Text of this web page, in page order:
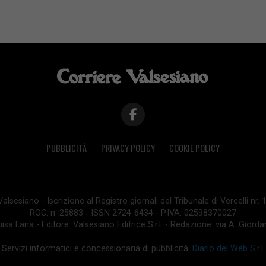
PUBBLICITÀ PRIVACY POLICY COOKIE POLICY
- Iscrizione al Registro giornali del Tribunale di Vercelli nr.
ROC: n. 25883 - ISSN 2724-6434 - P.IVA: 02598370027
Lana - Editore: Valsesiano Editrice S.r.l. - Redazione: via A.
Servizi informatici e concessionaria di pubblicità: Diario del Web S.r.l.